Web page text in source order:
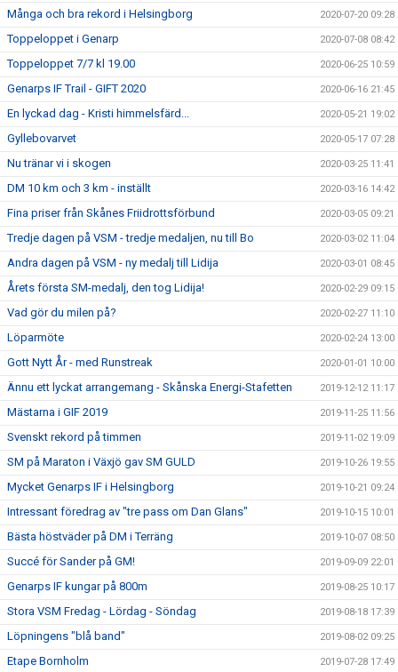
Många och bra rekord i Helsingborg 2020-07-20 09:28
Toppeloppet i Genarp 2020-07-08 08:42
Toppeloppet 7/7 kl 19.00 2020-06-25 10:59
Genarps IF Trail - GIFT 2020 2020-06-16 21:45
En lyckad dag - Kristi himmelsfärd... 2020-05-21 19:02
Gyllebovarvet 2020-05-17 07:28
Nu tränar vi i skogen 2020-03-25 11:41
DM 10 km och 3 km - inställt 2020-03-16 14:42
Fina priser från Skånes Friidrottsförbund 2020-03-05 09:21
Tredje dagen på VSM - tredje medaljen, nu till Bo 2020-03-02 11:04
Andra dagen på VSM - ny medalj till Lidija 2020-03-01 08:45
Årets första SM-medalj, den tog Lidija! 2020-02-29 09:15
Vad gör du milen på? 2020-02-27 11:10
Löparmöte 2020-02-24 13:00
Gott Nytt År - med Runstreak 2020-01-01 10:00
Ännu ett lyckat arrangemang - Skånska Energi-Stafetten 2019-12-12 11:17
Mästarna i GIF 2019 2019-11-25 11:56
Svenskt rekord på timmen 2019-11-02 19:09
SM på Maraton i Växjö gav SM GULD 2019-10-26 19:55
Mycket Genarps IF i Helsingborg 2019-10-21 09:24
Intressant föredrag av "tre pass om Dan Glans" 2019-10-15 10:01
Bästa höstväder på DM i Terräng 2019-10-07 08:50
Succé för Sander på GM! 2019-09-09 22:01
Genarps IF kungar på 800m 2019-08-25 10:17
Stora VSM Fredag - Lördag - Söndag 2019-08-18 17:39
Löpningens "blå band" 2019-08-02 09:25
Etape Bornholm 2019-07-28 17:49